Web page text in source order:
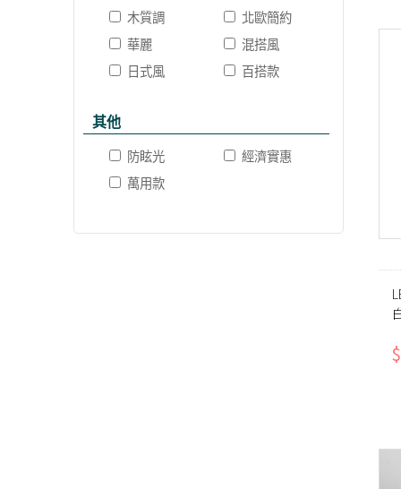
木質調
北歐簡約
華麗
混搭風
日式風
百搭款
其他
防眩光
經濟實惠
萬用款